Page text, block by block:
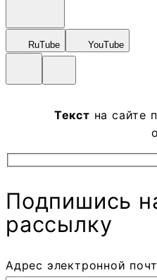
RuTube YouTube
Текст на сайте
Подпишись
рассылку
Адрес электронной